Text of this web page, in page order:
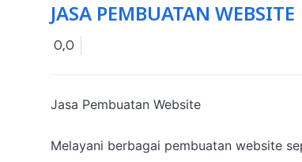
JASA PEMBUATAN WEBSITE
0,0
Jasa Pembuatan Website
Melayani berbagai pembuatan website